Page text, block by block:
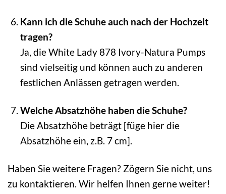
Kann ich die Schuhe auch nach der Hochzeit
tragen?
Ja, die White Lady 878 Ivory-Natura Pumps
sind vielseitig und können auch zu anderen
festlichen Anlässen getragen werden.
Welche Absatzhöhe haben die Schuhe?
Die Absatzhöhe beträgt [füge hier die
Absatzhöhe ein, z.B. 7 cm].
Haben Sie weitere Fragen? Zögern Sie nicht, uns
zu kontaktieren. Wir helfen Ihnen gerne weiter!